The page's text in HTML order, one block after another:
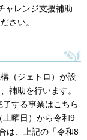
ャレンジ支援補助
さい。
（ジェトロ）が設
補助を行います。
する事業はこちら
曜日）から令和9
は、上記の「令和8